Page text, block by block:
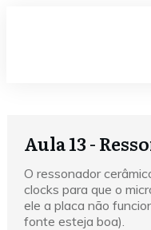
Aula 13 -
O ressonador
clocks para que o
ele a placa não
fonte esteja boa).